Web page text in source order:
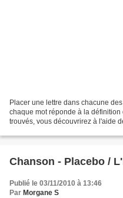
Placer une lettre dans chacune
chaque mot réponde à la
trouvés, vous découvrirez à l'aide
Chanson - Placebo /
Publié le 03/11/2010 à 13:46
Par Morgane S